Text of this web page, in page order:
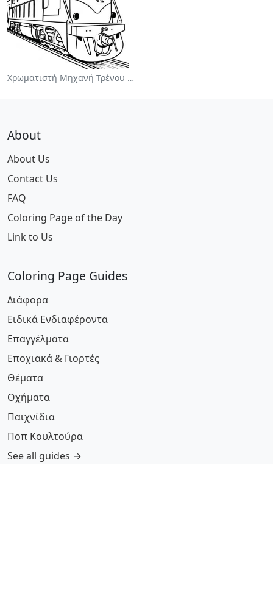
Χρωματιστή Μηχανή Τρένου Ζωγραφικής
About
About Us
Contact Us
FAQ
Coloring Page of the Day
Link to Us
Coloring Page Guides
Διάφορα
Ειδικά Ενδιαφέροντα
Επαγγέλματα
Εποχιακά & Γιορτές
Θέματα
Οχήματα
Παιχνίδια
Ποπ Κουλτούρα
See all guides →